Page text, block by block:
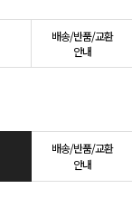
배송/반품/교환
안내
배송/반품/교환
안내